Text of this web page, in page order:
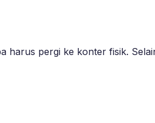
harus pergi ke konter fisik.